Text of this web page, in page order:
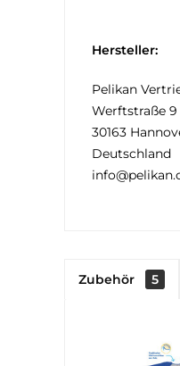
Hersteller:
Pelikan
Werftstraße 9
30163
Deutschland
Zubehör 5